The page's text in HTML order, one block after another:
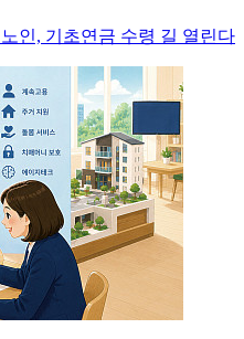
인, 기초연금 수령 길 열린다